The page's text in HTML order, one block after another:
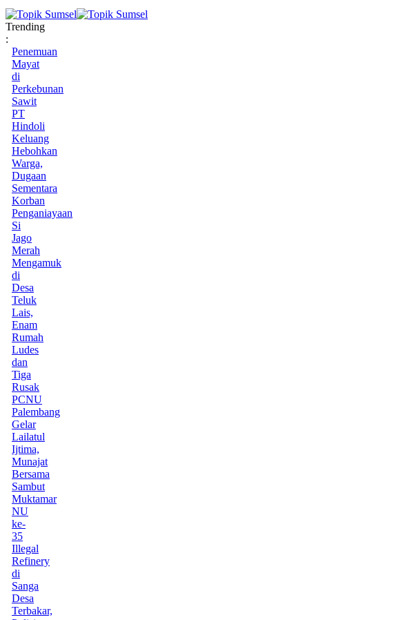
Trending
:
Penemuan
Mayat
di
Perkebunan
Sawit
PT
Hindoli
Keluang
Hebohkan
Warga,
Dugaan
Sementara
Korban
Penganiayaan
Si
Jago
Merah
Mengamuk
di
Desa
Teluk
Lais,
Enam
Rumah
Ludes
dan
Tiga
Rusak
PCNU
Palembang
Gelar
Lailatul
Ijtima,
Munajat
Bersama
Sambut
Muktamar
NU
ke-
35
Illegal
Refinery
di
Sanga
Desa
Terbakar,